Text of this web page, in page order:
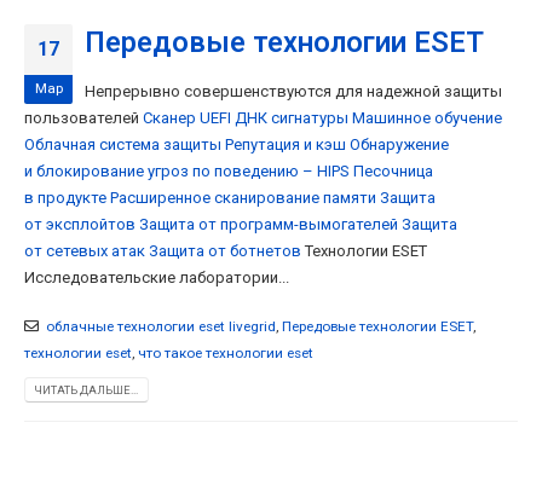
17
Мар
Передовые технологии ESET
Непрерывно совершенствуются для надежной защиты
пользователей Сканер UEFI ДНК сигнатуры Машинное обучение
Облачная система защиты Репутация и кэш Обнаружение
и блокирование угроз по поведению – HIPS Песочница
в продукте Расширенное сканирование памяти Защита
от эксплойтов Защита от программ-вымогателей Защита
от сетевых атак Защита от ботнетов Технологии ESET
Исследовательские лаборатории...
облачные технологии eset livegrid, Передовые технологии ESET,
технологии eset, что такое технологии eset
ЧИТАТЬ ДАЛЬШЕ...